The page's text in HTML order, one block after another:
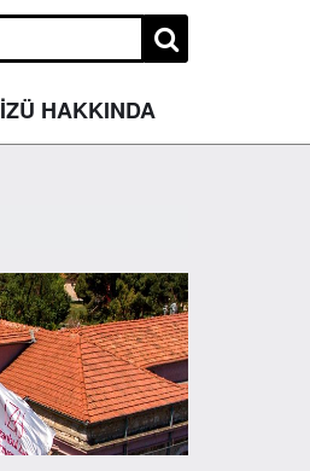
İZÜ HAKKINDA